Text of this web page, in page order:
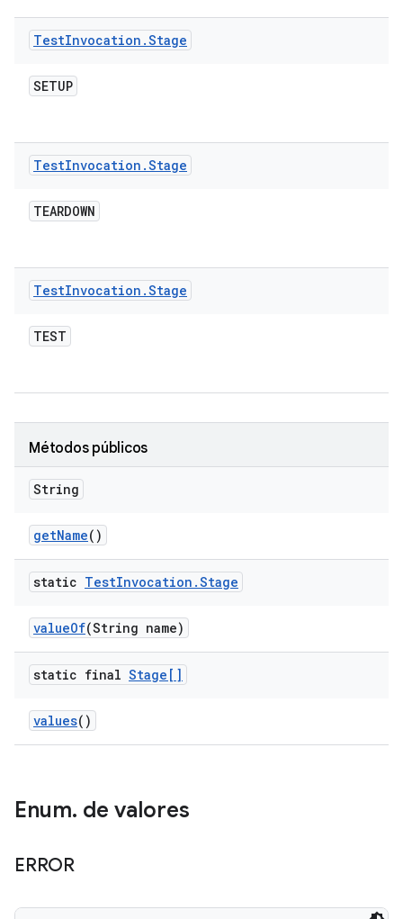
TestInvocation .Stage
SETUP
TestInvocation .Stage
TEARDOWN
TestInvocation .Stage
TEST
Métodos públicos
String
getName()
static TestInvocation .Stage
valueOf(String name)
static final Stage[]
values()
Enum. de valores
ERROR